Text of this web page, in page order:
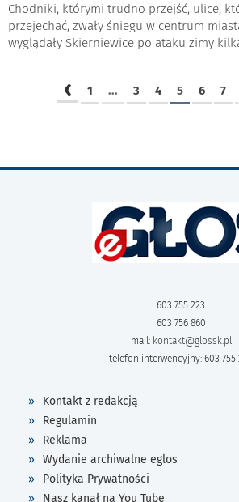
Chodniki, którymi trudno przejść, ulice,
przejechać, zwały śniegu w centrum
wyglądały Skierniewice po ataku zimy
‹ 1 ... 3 4 5 6 7
603 755 223
603 756 860
mail: kontakt@glossk.pl
telefon interwencyjny: 603 755
Kontakt z redakcją
Regulamin
Reklama
Wydanie archiwalne eglos
Polityka Prywatności
Nasz kanał na You Tube